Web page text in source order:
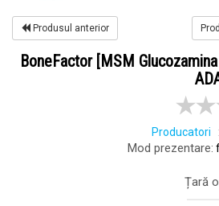
Produsul anterior
BoneFactor [MSM
Producatori
Mod prezentare:
Țară